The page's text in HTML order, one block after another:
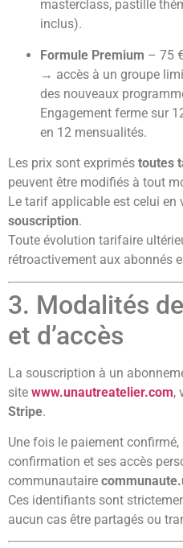
masterclass, pastille
inclus).
Formule Premium – 75
→ accès à un groupe
des nouveaux
Engagement ferme sur
en 12 mensualités.
Les prix sont exprimés toutes
peuvent être modifiés à tout
Le tarif applicable est celui en
souscription.
Toute évolution tarifaire
rétroactivement aux abonnés
3. Modalités
et d’accès
La souscription à un
site www.unautreatelier.com,
Stripe.
Une fois le paiement
confirmation et ses accès
communautaire
Ces identifiants sont
aucun cas être partagés ou